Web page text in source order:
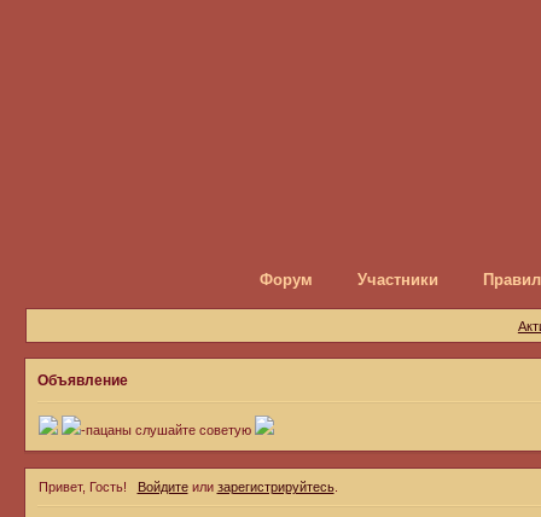
Форум Участники
Объявление
-пацаны слушайте советую
Привет, Гость! Войдитеили зарегистрируйтесь.